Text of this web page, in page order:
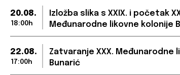
20.08.
18:00h
Izložba slika s XXIX. i početak
Međunarodne likovne kolonije
22.08.
17:00h
Zatvaranje XXX. Međunarodne
Bunarić